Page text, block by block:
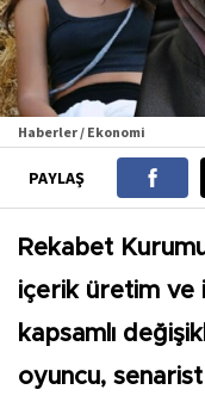
Haberler / Ekonomi
PAYLAŞ
Rekabet
içerik üretim ve
kapsamlı
oyuncu, senarist